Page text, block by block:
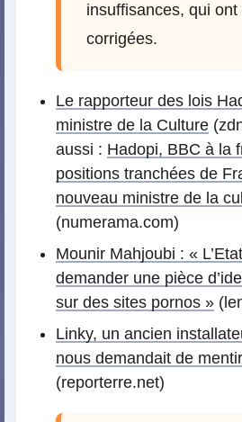
insuffisances, qui
corrigées.
Le rapporteur des lois
ministre de la Culture
aussi : Hadopi, BBC à la
positions tranchées de
nouveau ministre de la
(numerama.com)
Mounir Mahjoubi : «
demander une pièce
sur des sites pornos »
Linky, un ancien
nous demandait de
(reporterre.net)